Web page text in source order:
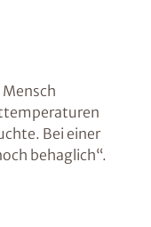
Bei einer
behaglich“.